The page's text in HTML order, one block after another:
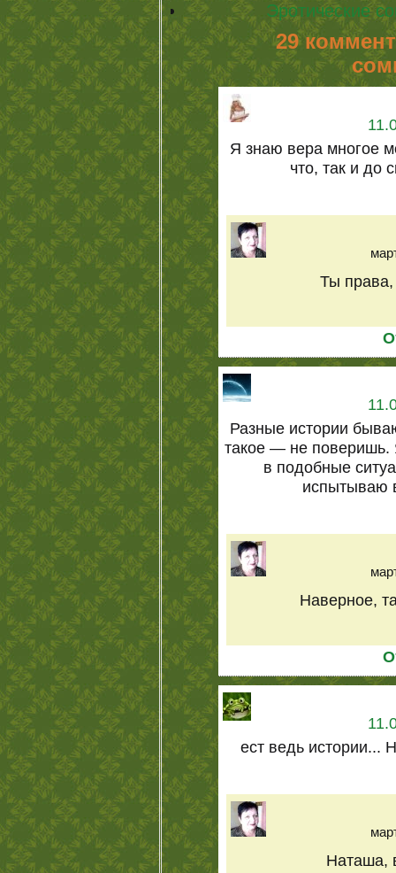
Эротические
29
Я знаю вера многое
что, так и до
Ты права,
Разные истории
такое — не поверишь.
в подобные
испытываю
Наверное,
ест ведь истории...
Наташа,